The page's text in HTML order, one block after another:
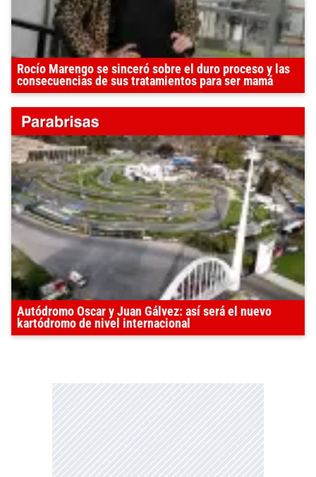
Rocío Marengo se sinceró sobre el duro proceso y las
consecuencias de sus tratamientos para ser mamá
Autódromo Oscar y Juan Gálvez: así será el nuevo
kartódromo de nivel internacional